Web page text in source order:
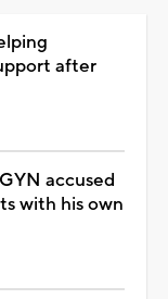
after
accused
with his own